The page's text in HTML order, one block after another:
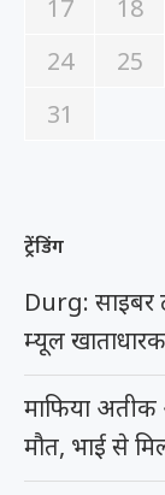
17
18
24
25
31
ट्रेंडिंग
Durg: साइबर
म्यूल
माफिया
मौत, भाई से